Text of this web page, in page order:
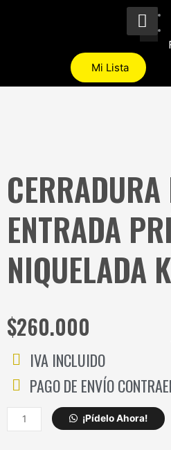
Mi Lista
ENTRADA
NIQUELADA
$260.000
IVA INCLUIDO
PAGO DE ENVÍO
CERRADURA
KL
¡Pídelo Ahora!